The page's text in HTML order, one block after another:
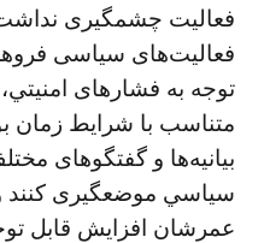
فعاليت چشمگيری
فعاليت‌های سياسی
توجه به فشارهای امنيتي،
متناسب با شرايط زمان
بیانیه‌ها و گفتگوهای
سياسي موضعگيری كنند و
عمرشان افزايش قابل